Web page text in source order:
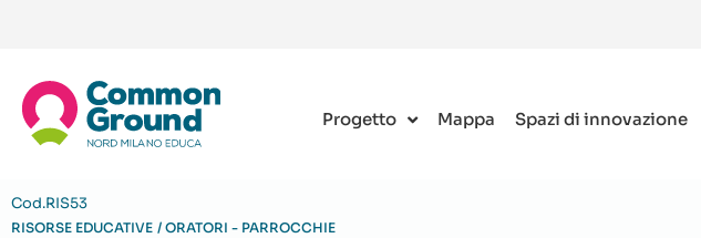
Progetto Mappa Spazi di innovazione
Cod.RIS53
RISORSE EDUCATIVE / ORATORI - PARROCCHIE